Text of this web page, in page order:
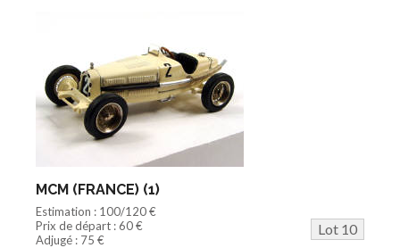
MCM (FRANCE) (1)
Estimation : 100/120 €
Prix de départ : 60 €
Lot 10
Adjugé : 75 €